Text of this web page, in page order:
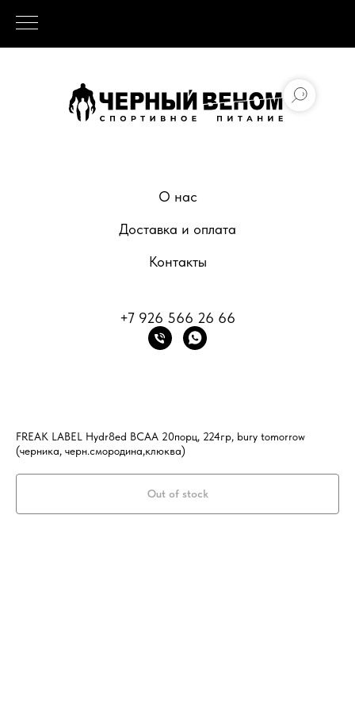
О нас
Доставка и оплата
Контакты
+7 926 566 26 66
FREAK LABEL Hydr8ed BCAA 20порц, 224гр, bury tomorrow
(черника, черн.смородина,клюква)
Out of stock